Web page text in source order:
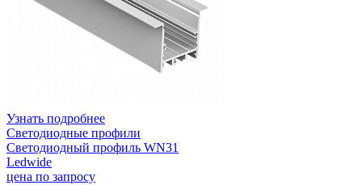
Узнать подробнее
Светодиодные профили
Светодиодный профиль WN31
Ledwide
цена по запросу